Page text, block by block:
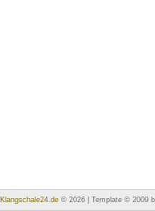
Klangschale24.de© 2026 | Template © 2009